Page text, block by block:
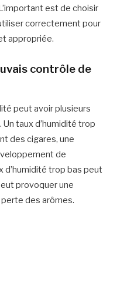
est de choisir
correctement pour
appropriée.
contrôle de
peut avoir plusieurs
taux d’humidité trop
des cigares, une
de
d’humidité trop bas peut
provoquer une
des arômes.